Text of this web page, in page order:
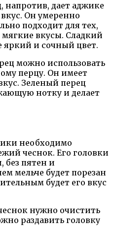
напротив, дает аджике
Он умеренно
подходит для тех,
мягкие вкусы. Сладкий
яркий и сочный цвет.
можно использовать
перцу. Он имеет
Зеленый перец
нотку и делает
необходимо
чеснок. Его головки
пятен и
мельче будет порезан
будет его вкус
нужно очистить
раздавить головку